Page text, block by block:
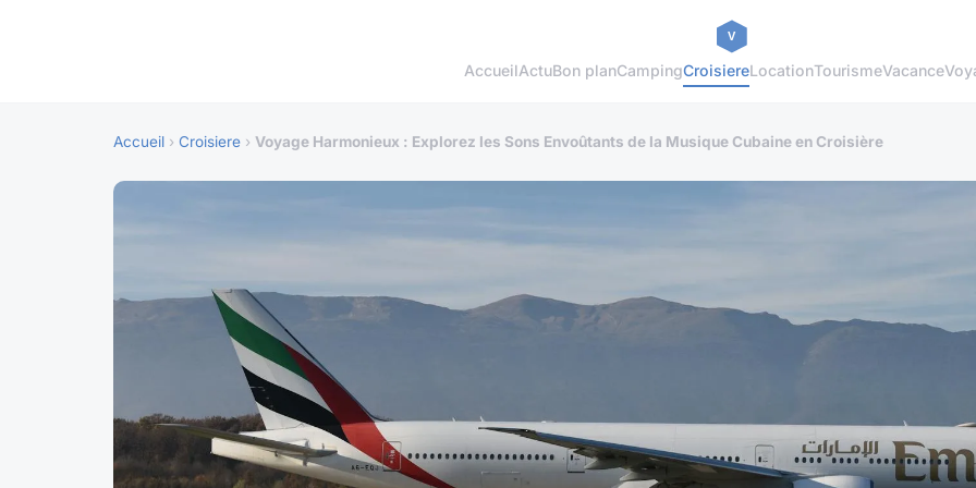
AccueilActuBon planCampingCroisiereLocationTourismeVacance
Accueil › Croisiere › Voyage Harmonieux : Explorez les Sons Envoûtants de la Musique Cubaine en Croisière